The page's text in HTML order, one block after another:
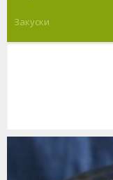
Закуски